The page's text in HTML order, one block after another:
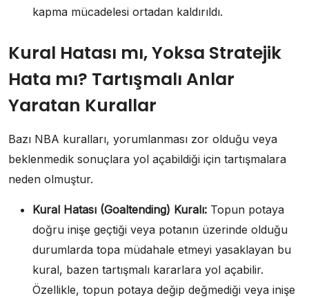
kapma mücadelesi ortadan kaldırıldı.
Kural Hatası mı, Yoksa Stratejik
Hata mı? Tartışmalı Anlar
Yaratan Kurallar
Bazı NBA kuralları, yorumlanması zor olduğu veya
beklenmedik sonuçlara yol açabildiği için tartışmalara
neden olmuştur.
Kural Hatası (Goaltending) Kuralı: Topun potaya
doğru inişe geçtiği veya potanın üzerinde olduğu
durumlarda topa müdahale etmeyi yasaklayan bu
kural, bazen tartışmalı kararlara yol açabilir.
Özellikle, topun potaya değip değmediği veya inişe